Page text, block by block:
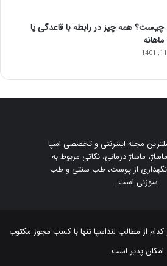
چیست؟ همه چیز در رابطه با قاعدگی یا
مجله اینترنتی و تخصصی اسپا
ماساژ درمانی، نکاتی مربوط به
نگهداری از پوست، طب سنتی و طب
سوزنی است.
لنداسپاتنها با کسب مجوز مکتوب
امکان پذیر است.